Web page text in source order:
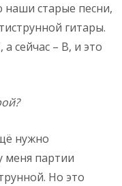
наши старые песни,
гитары.
сейчас – В, и это
нужно
меня партии
Но это